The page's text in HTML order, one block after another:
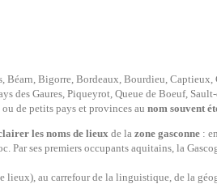
Béarn, Bigorre, Bordeaux, Bourdieu,
des Gaures, Piqueyrot, Queue de Boeuf,
de petits pays et provinces au nom souvent
les noms de lieux de la zone gasconne :
Par ses premiers occupants aquitains, la
lieux), au carrefour de la linguistique, de la